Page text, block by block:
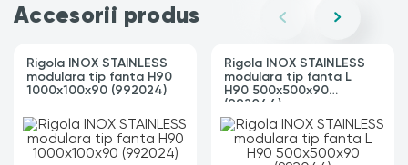
Accesorii produs
Rigola INOX STAINLESS
modulara tip fanta H90
1000x100x90 (992024)
Rigola INOX STAINLESS
modulara tip fanta L
H90 500x500x90
(992044)